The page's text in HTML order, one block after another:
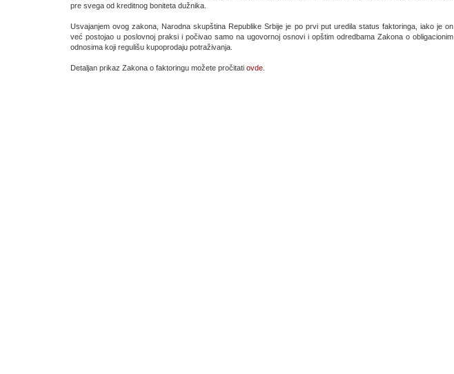
pre svega od kreditnog boniteta dužnika.
Usvajanjem ovog zakona, Narodna skupština Republike Srbije je po prvi put uredila status faktoringa, iako je on
već postojao u poslovnoj praksi i počivao samo na ugovornoj osnovi i opštim odredbama Zakona o obligacionim
odnosima koji regulišu kupoprodaju potraživanja.
Detaljan prikaz Zakona o faktoringu možete pročitati ovde